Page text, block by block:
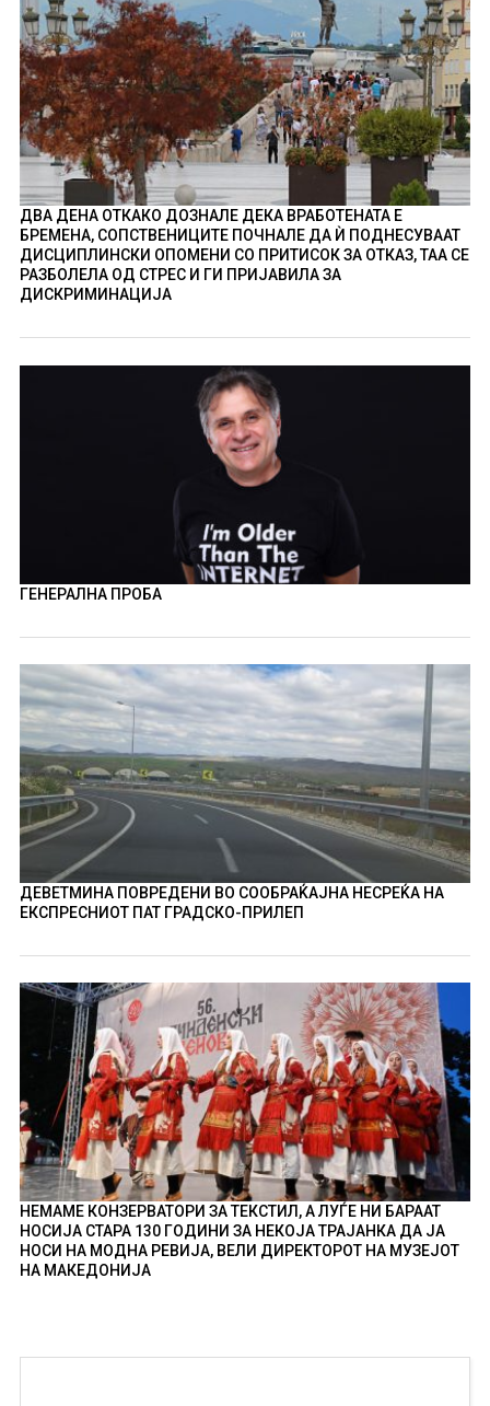
ДВА ДЕНА ОТКАКО ДОЗНАЛЕ ДЕКА ВРАБОТЕНАТА Е
БРЕМЕНА, СОПСТВЕНИЦИТЕ ПОЧНАЛЕ ДА Ѝ ПОДНЕСУВААТ
ДИСЦИПЛИНСКИ ОПОМЕНИ СО ПРИТИСОК ЗА ОТКАЗ, ТАА СЕ
РАЗБОЛЕЛА ОД СТРЕС И ГИ ПРИЈАВИЛА ЗА
ДИСКРИМИНАЦИЈА
ГЕНЕРАЛНА ПРОБА
ДЕВЕТМИНА ПОВРЕДЕНИ ВО СООБРАЌАЈНА НЕСРЕЌА НА
ЕКСПРЕСНИОТ ПАТ ГРАДСКО-ПРИЛЕП
НЕМАМЕ КОНЗЕРВАТОРИ ЗА ТЕКСТИЛ, А ЛУЃЕ НИ БАРААТ
НОСИЈА СТАРА 130 ГОДИНИ ЗА НЕКОЈА ТРАЈАНКА ДА ЈА
НОСИ НА МОДНА РЕВИЈА, ВЕЛИ ДИРЕКТОРОТ НА МУЗЕЈОТ
НА МАКЕДОНИЈА